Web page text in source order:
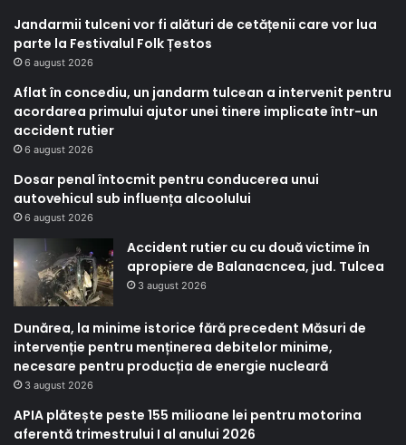
Jandarmii tulceni vor fi alături de cetățenii care vor lua
parte la Festivalul Folk Țestos
6 august 2026
Aflat în concediu, un jandarm tulcean a intervenit pentru
acordarea primului ajutor unei tinere implicate într-un
accident rutier
6 august 2026
Dosar penal întocmit pentru conducerea unui
autovehicul sub influența alcoolului
6 august 2026
Accident rutier cu cu două victime în
apropiere de Balanacncea, jud. Tulcea
3 august 2026
Dunărea, la minime istorice fără precedent Măsuri de
intervenție pentru menținerea debitelor minime,
necesare pentru producția de energie nucleară
3 august 2026
APIA plătește peste 155 milioane lei pentru motorina
aferentă trimestrului I al anului 2026